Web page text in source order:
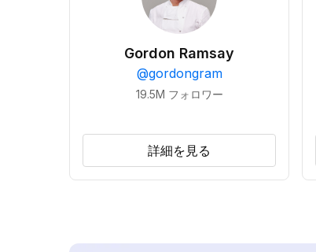
Gordon Ramsay
@gordongram
19.5M フォロワー
詳細を見る